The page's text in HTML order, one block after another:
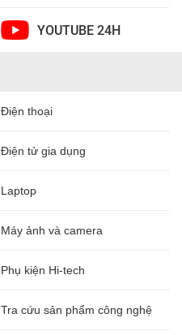
YOUTUBE 24H
Điện thoại
Điện tử gia dụng
Laptop
Máy ảnh và camera
Phụ kiện Hi-tech
Tra cứu sản phẩm công nghệ